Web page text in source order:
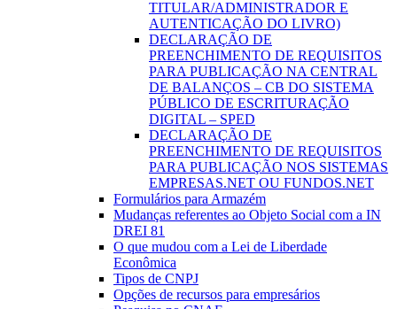
TITULAR/ADMINISTRADOR E
AUTENTICAÇÃO DO LIVRO)
DECLARAÇÃO DE
PREENCHIMENTO DE REQUISITOS
PARA PUBLICAÇÃO NA CENTRAL
DE BALANÇOS – CB DO SISTEMA
PÚBLICO DE ESCRITURAÇÃO
DIGITAL – SPED
DECLARAÇÃO DE
PREENCHIMENTO DE REQUISITOS
PARA PUBLICAÇÃO NOS SISTEMAS
EMPRESAS.NET OU FUNDOS.NET
Formulários para Armazém
Mudanças referentes ao Objeto Social com a IN
DREI 81
O que mudou com a Lei de Liberdade
Econômica
Tipos de CNPJ
Opções de recursos para empresários